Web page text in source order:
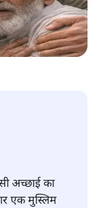
अच्छाई का
एक मुस्लिम